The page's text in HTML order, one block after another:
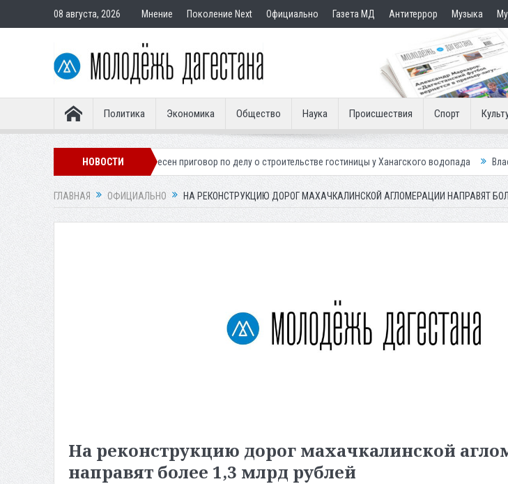
08 августа, 2026 Мнение Поколение Next Официально Газета МД Антитеррор Музыка
Политика Экономика Общество Наука Происшествия Спорт
НОВОСТИ
легионера Вынесен приговор по делу о строительстве гостиницы у Ханагского водопада Власти Махачкалы
ГЛАВНАЯ ОФИЦИАЛЬНО НА РЕКОНСТРУКЦИЮ ДОРОГ МАХАЧКАЛИНСКОЙ АГЛОМЕРАЦИИ НАПРАВЯТ
На реконструкцию дорог махачкалинской
направят более 1,3 млрд рублей